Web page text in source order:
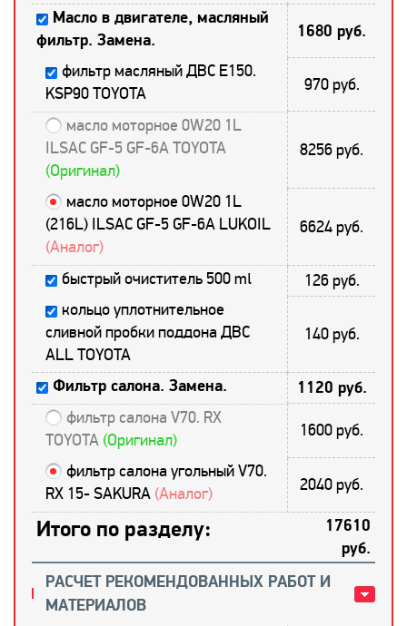
Масло в двигателе, масляный
фильтр. Замена.
1680 руб.
фильтр масляный ДВС E150.
KSP90 TOYOTA
970 руб.
масло моторное 0W20 1L
ILSAC GF-5 GF-6A TOYOTA
(Оригинал)
8256 руб.
масло моторное 0W20 1L
(216L) ILSAC GF-5 GF-6A LUKOIL
(Аналог)
6624 руб.
быстрый очиститель 500 ml
126 руб.
кольцо уплотнительное
сливной пробки поддона ДВС
ALL TOYOTA
140 руб.
Фильтр салона. Замена. 1120 руб.
фильтр салона V70. RX
TOYOTA (Оригинал) 1600 руб.
фильтр салона угольный V70.
RX 15- SAKURA (Аналог) 2040 руб.
Итого по разделу:
17610
руб.
РАСЧЕТ РЕКОМЕНДОВАННЫХ РАБОТ И
МАТЕРИАЛОВ